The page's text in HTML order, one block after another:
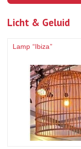
Licht & Geluid
Lamp “Ibiza”